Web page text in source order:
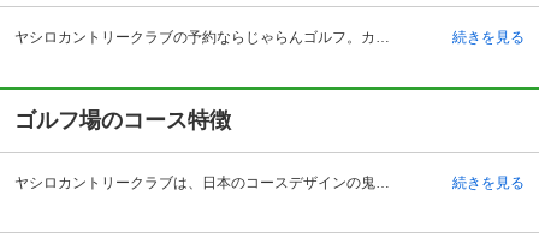
ヤシロカントリークラブの予約ならじゃらんゴルフ。カートの有無や利用税、キャンセル料、ナイター設備、駐車場などのコース情報はもちろん、口コミ、フォトギャラリーなどコースの難易度や攻略に役立つ情報充実、予約する度にポイントが貯まるのでお得にゴルフをお楽しみ頂けます。 ヤシロカントリークラブは、中国自動車道の滝野社インターチェンジより5キロメートルの兵庫県加東市にあり、アクセスもよく人気のゴルフ場です。到着するとまずは豪華なクラブハウスがゴルファーを出迎えてくれます。ヨーロッパの古城を思わせる豪華で清潔な4階建てのクラブハウスは、その落ち着きの中に古き良き時代の伝統が感じられます。4階のダイニングルームでは、眼下に広がるコースが一望でき、季節に合わせたメニューを楽しむことができます。パウダールームやアメニティーグッズなどの設備が充実しているので、女性にも人気があります。 コースは見るものにゴルフの原点を想起させる独特のムードを持ち、高低差の少ないフラットで雄大な、18ホールパー72のコースになっています。 続きを見る
ゴルフ場のコース特徴
ヤシロカントリークラブは、日本のコースデザインの鬼才加藤俊輔氏プロデュースによる考えぬかれたオールドスコティッシュコースです。樹木の様相がからむ景観のたぐい稀な美しさは、多くのゴルファーを魅了します。 約31万坪に展開する18ホールは、英国回帰の設計思想と日本特有の借景という自然を調和させ、ゴルフ発祥の地スコットランドの光景を思い描くことができるつくりとなっています。池越えのショートホールや、やや打ち上げの長めミドルホール、ショットの正確さが要求されるロングホールなど、様々なタイプのホールが、ゴルファーを楽しませてくれます。中でも、2打目で浮島グリーンを狙う名物のミドルホールは、挑戦意欲をかき立てる面白味あふれるコースとなっています。 続きを見る